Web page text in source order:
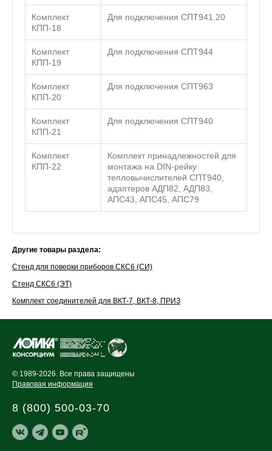
Комплект
КПП-18
Для подключения СПТ941.20
Комплект
КПП-19
Для подключения СПТ944
Комплект
КПП-20
Для подключения СПТ963
Комплект
КПП-21
Для подключения СПТ940
Комплект
КПП-22
Комплект принадлежностей для
монтажа на DIN-рейку
тепловычислителей СПТ940,
адаптеров АДП82, АДП83,
АПС43, АПС45, АПС79
Другие товары раздела:
Стенд для поверки приборов СКС6 (СИ)
Стенд СКС6 (ЭТ)
Комплект соединителей для ВКТ-7, ВКТ-8, ПРИЗ
© 1989-2026. Все права защищены
Правовая информация
8 (800) 500-03-70